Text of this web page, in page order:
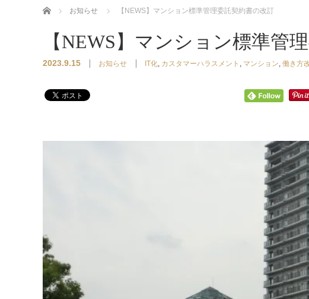
ホーム お知らせ 【NEWS】マンション標準管理委託契約書の改訂
【NEWS】マンション標準管
2023.9.15 お知らせ IT化, カスタマーハラスメント , マンション, 働き方